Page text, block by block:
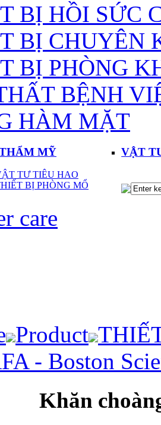
BỊ HỒI SỨC
BỊ CHUYÊN
BỊ PHÒNG
BỆNH
HÀM MẶT
MỸ
TƯ TIÊU HAO
BỊ PHÒNG MỔ
VẬT
care
Product
- Boston
Khăn